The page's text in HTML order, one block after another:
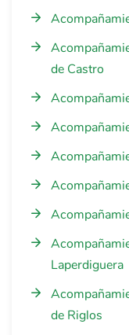
de Castro
Laperdiguera
de Riglos